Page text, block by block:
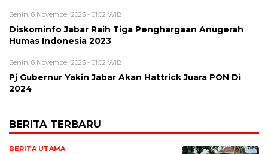
Senin, 6 November 2023 - 01:02 WIB
Diskominfo Jabar Raih Tiga Penghargaan Anugerah
Humas Indonesia 2023
Senin, 6 November 2023 - 01:02 WIB
Pj Gubernur Yakin Jabar Akan Hattrick Juara PON Di
2024
BERITA TERBARU
BERITA UTAMA